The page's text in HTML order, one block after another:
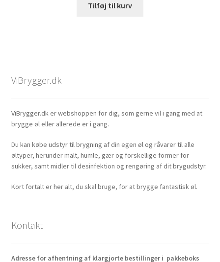
Tilføj til kurv
ViBrygger.dk
ViBrygger.dk er webshoppen for dig, som gerne vil i gang med at
brygge øl eller allerede er i gang.
Du kan købe udstyr til brygning af din egen øl og råvarer til alle
øltyper, herunder malt, humle, gær og forskellige former for
sukker, samt midler til desinfektion og rengøring af dit brygudstyr.
Kort fortalt er her alt, du skal bruge, for at brygge fantastisk øl.
Kontakt
Adresse for afhentning af klargjorte bestillinger i pakkeboks